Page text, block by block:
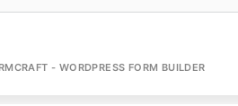
- WORDPRESS FORM BUILDER